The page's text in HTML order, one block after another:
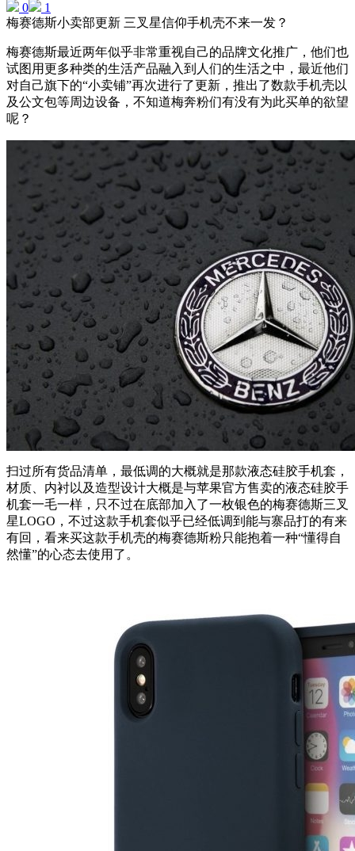
0
1
梅赛德斯小卖部更新 三叉星信仰手机壳不来一发？
梅赛德斯最近两年似乎非常重视自己的品牌文化推广，他们也
试图用更多种类的生活产品融入到人们的生活之中，最近他们
对自己旗下的“小卖铺”再次进行了更新，推出了数款手机壳以
及公文包等周边设备，不知道梅奔粉们有没有为此买单的欲望
呢？
扫过所有货品清单，最低调的大概就是那款液态硅胶手机套，
材质、内衬以及造型设计大概是与苹果官方售卖的液态硅胶手
机套一毛一样，只不过在底部加入了一枚银色的梅赛德斯三叉
星LOGO，不过这款手机套似乎已经低调到能与寨品打的有来
有回，看来买这款手机壳的梅赛德斯粉只能抱着一种“懂得自
然懂”的心态去使用了。